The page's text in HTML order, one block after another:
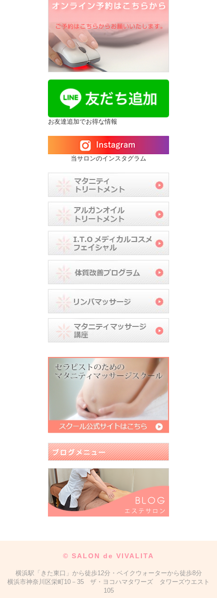
お友達追加でお得な情報
当サロンのインスタグラム
© SALON de VIVALITA
横浜駅「きた東口」から徒歩12分・ベイクウォーターから徒歩8分
横浜市神奈川区栄町10－35 ザ・ヨコハマタワーズ タワーズウエスト
105